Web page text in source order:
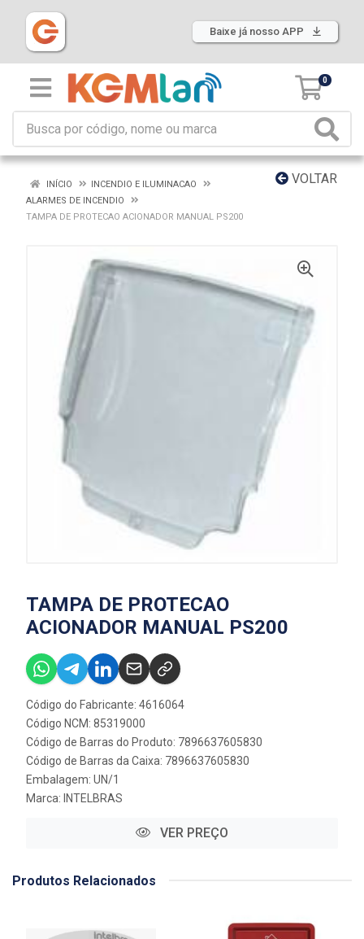
Baixe já nosso APP
0
VOLTAR
INÍCIO
INCENDIO E ILUMINACAO
ALARMES DE INCENDIO
TAMPA DE PROTECAO ACIONADOR MANUAL PS200
TAMPA DE PROTECAO
ACIONADOR MANUAL PS200
Código do Fabricante: 4616064
Código NCM: 85319000
Código de Barras do Produto: 7896637605830
Código de Barras da Caixa: 7896637605830
Embalagem: UN/1
Marca: INTELBRAS
VER PREÇO
Produtos Relacionados